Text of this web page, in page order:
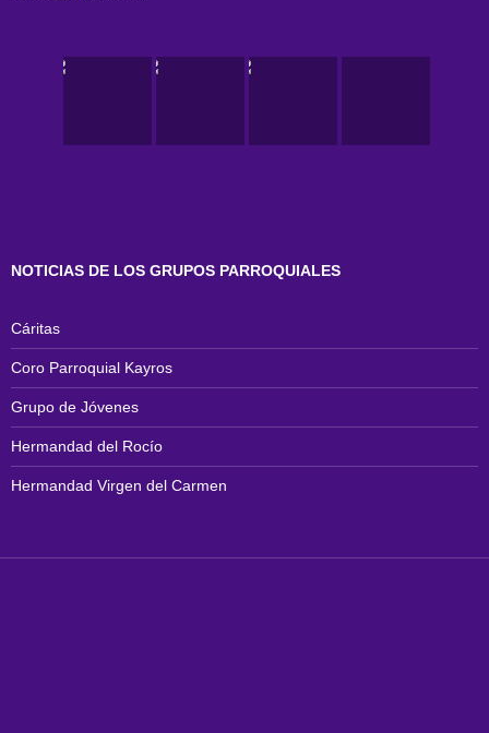
NOTICIAS DE LOS GRUPOS PARROQUIALES
Cáritas
Coro Parroquial Kayros
Grupo de Jóvenes
Hermandad del Rocío
Hermandad Virgen del Carmen